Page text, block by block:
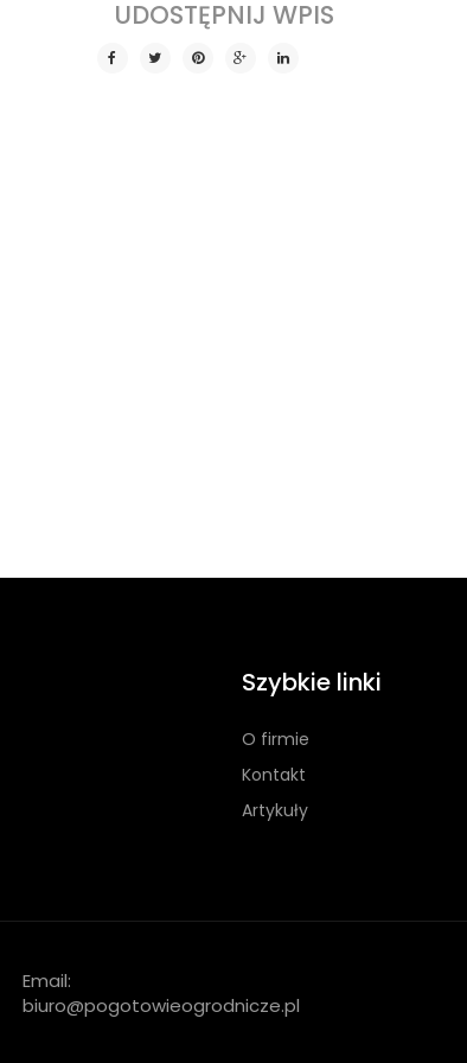
SHARE THIS POST
Szybkie linki
O firmie
Kontakt
Artykuły
Email:
biuro@pogotowieogrodnicze.pl